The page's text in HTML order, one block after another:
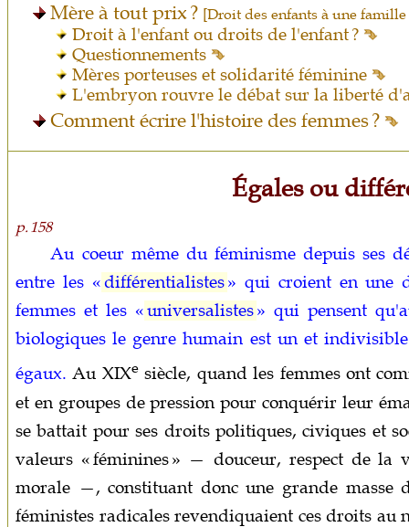
Mère à tout prix ? [Droit des enfants à une
Droit à l'enfant ou droits de l'enfant ?
Questionnements
Mères porteuses et solidarité féminine
L'embryon rouvre le débat sur la liberté
Comment écrire l'histoire des femmes ?
Égales ou
p. 158
Au coeur même du féminisme depuis ses
entre les «différentialistes» qui croient en une
femmes et les «universalistes» qui pensent
biologiques le genre humain est un et
égaux. Au XIXesiècle, quand les femmes ont
et en groupes de pression pour conquérir leur
se battait pour ses droits politiques, civiques et
valeurs « féminines » — douceur, respect de la
morale —, constituant donc une grande masse
féministes radicales revendiquaient ces droits